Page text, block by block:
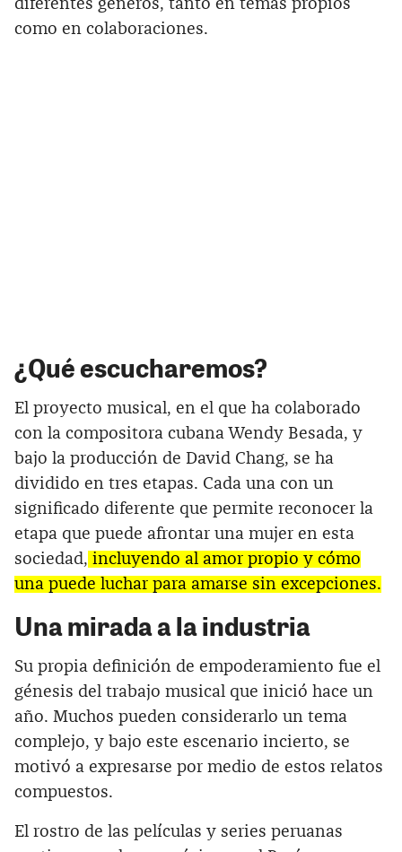
diferentes géneros, tanto en temas propios
como en colaboraciones.
¿Qué escucharemos?
El proyecto musical, en el que ha colaborado
con la compositora cubana Wendy Besada, y
bajo la producción de David Chang, se ha
dividido en tres etapas. Cada una con un
significado diferente que permite reconocer la
etapa que puede afrontar una mujer en esta
sociedad, incluyendo al amor propio y cómo
una puede luchar para amarse sin excepciones.
Una mirada a la industria
Su propia definición de empoderamiento fue el
génesis del trabajo musical que inició hace un
año. Muchos pueden considerarlo un tema
complejo, y bajo este escenario incierto, se
motivó a expresarse por medio de estos relatos
compuestos.
El rostro de las películas y series peruanas